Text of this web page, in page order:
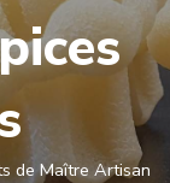
de Maître Artisan